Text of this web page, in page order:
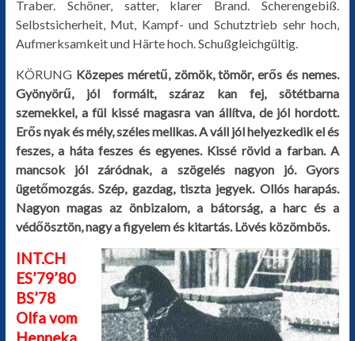
Traber. Schöner, satter, klarer Brand. Scherengebiß.
Selbstsicherheit, Mut, Kampf- und Schutztrieb sehr hoch,
Aufmerksamkeit und Härte hoch. Schußgleichgültig.
KÖRUNG Közepes méretű, zömök, tömör, erős és nemes.
Gyönyörű, jól formált, száraz kan fej, sötétbarna
szemekkel, a fül kissé magasra van állítva, de jól hordott.
Erős nyak és mély, széles mellkas. A váll jól helyezkedik el és
feszes, a háta feszes és egyenes. Kissé rövid a farban. A
mancsok jól záródnak, a szögelés nagyon jó. Gyors
ügetőmozgás. Szép, gazdag, tiszta jegyek. Ollós harapás.
Nagyon magas az önbizalom, a bátorság, a harc és a
védőösztön, nagy a figyelem és kitartás. Lövés közömbös.
INT.CH
ES’79’80
BS’78
Olfa vom
Henneka